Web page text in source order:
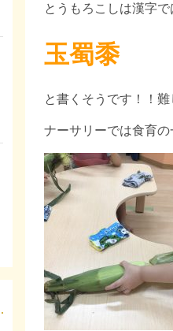
とうもろこしは漢字で
玉蜀黍
と書くそうです！！難
ナーサリーでは食育の